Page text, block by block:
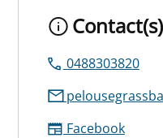
Contact(s)
0488303820
Facebook